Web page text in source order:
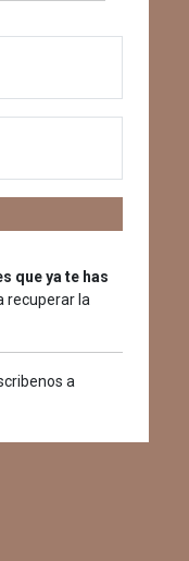
que ya te has
recuperar la
a